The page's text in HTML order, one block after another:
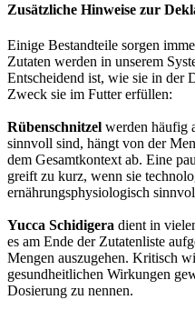
Zusätzliche Hinweise zur
Einige Bestandteile sorgen
Zutaten werden in unserem
Entscheidend ist, wie sie in der
Zweck sie im Futter erfüllen:
Rübenschnitzel werden häufig
sinnvoll sind, hängt von der
dem Gesamtkontext ab. Eine
greift zu kurz, wenn sie
ernährungsphysiologisch
Yucca Schidigera dient in
es am Ende der Zutatenliste
Mengen auszugehen. Kritisch
gesundheitlichen Wirkungen
Dosierung zu nennen.